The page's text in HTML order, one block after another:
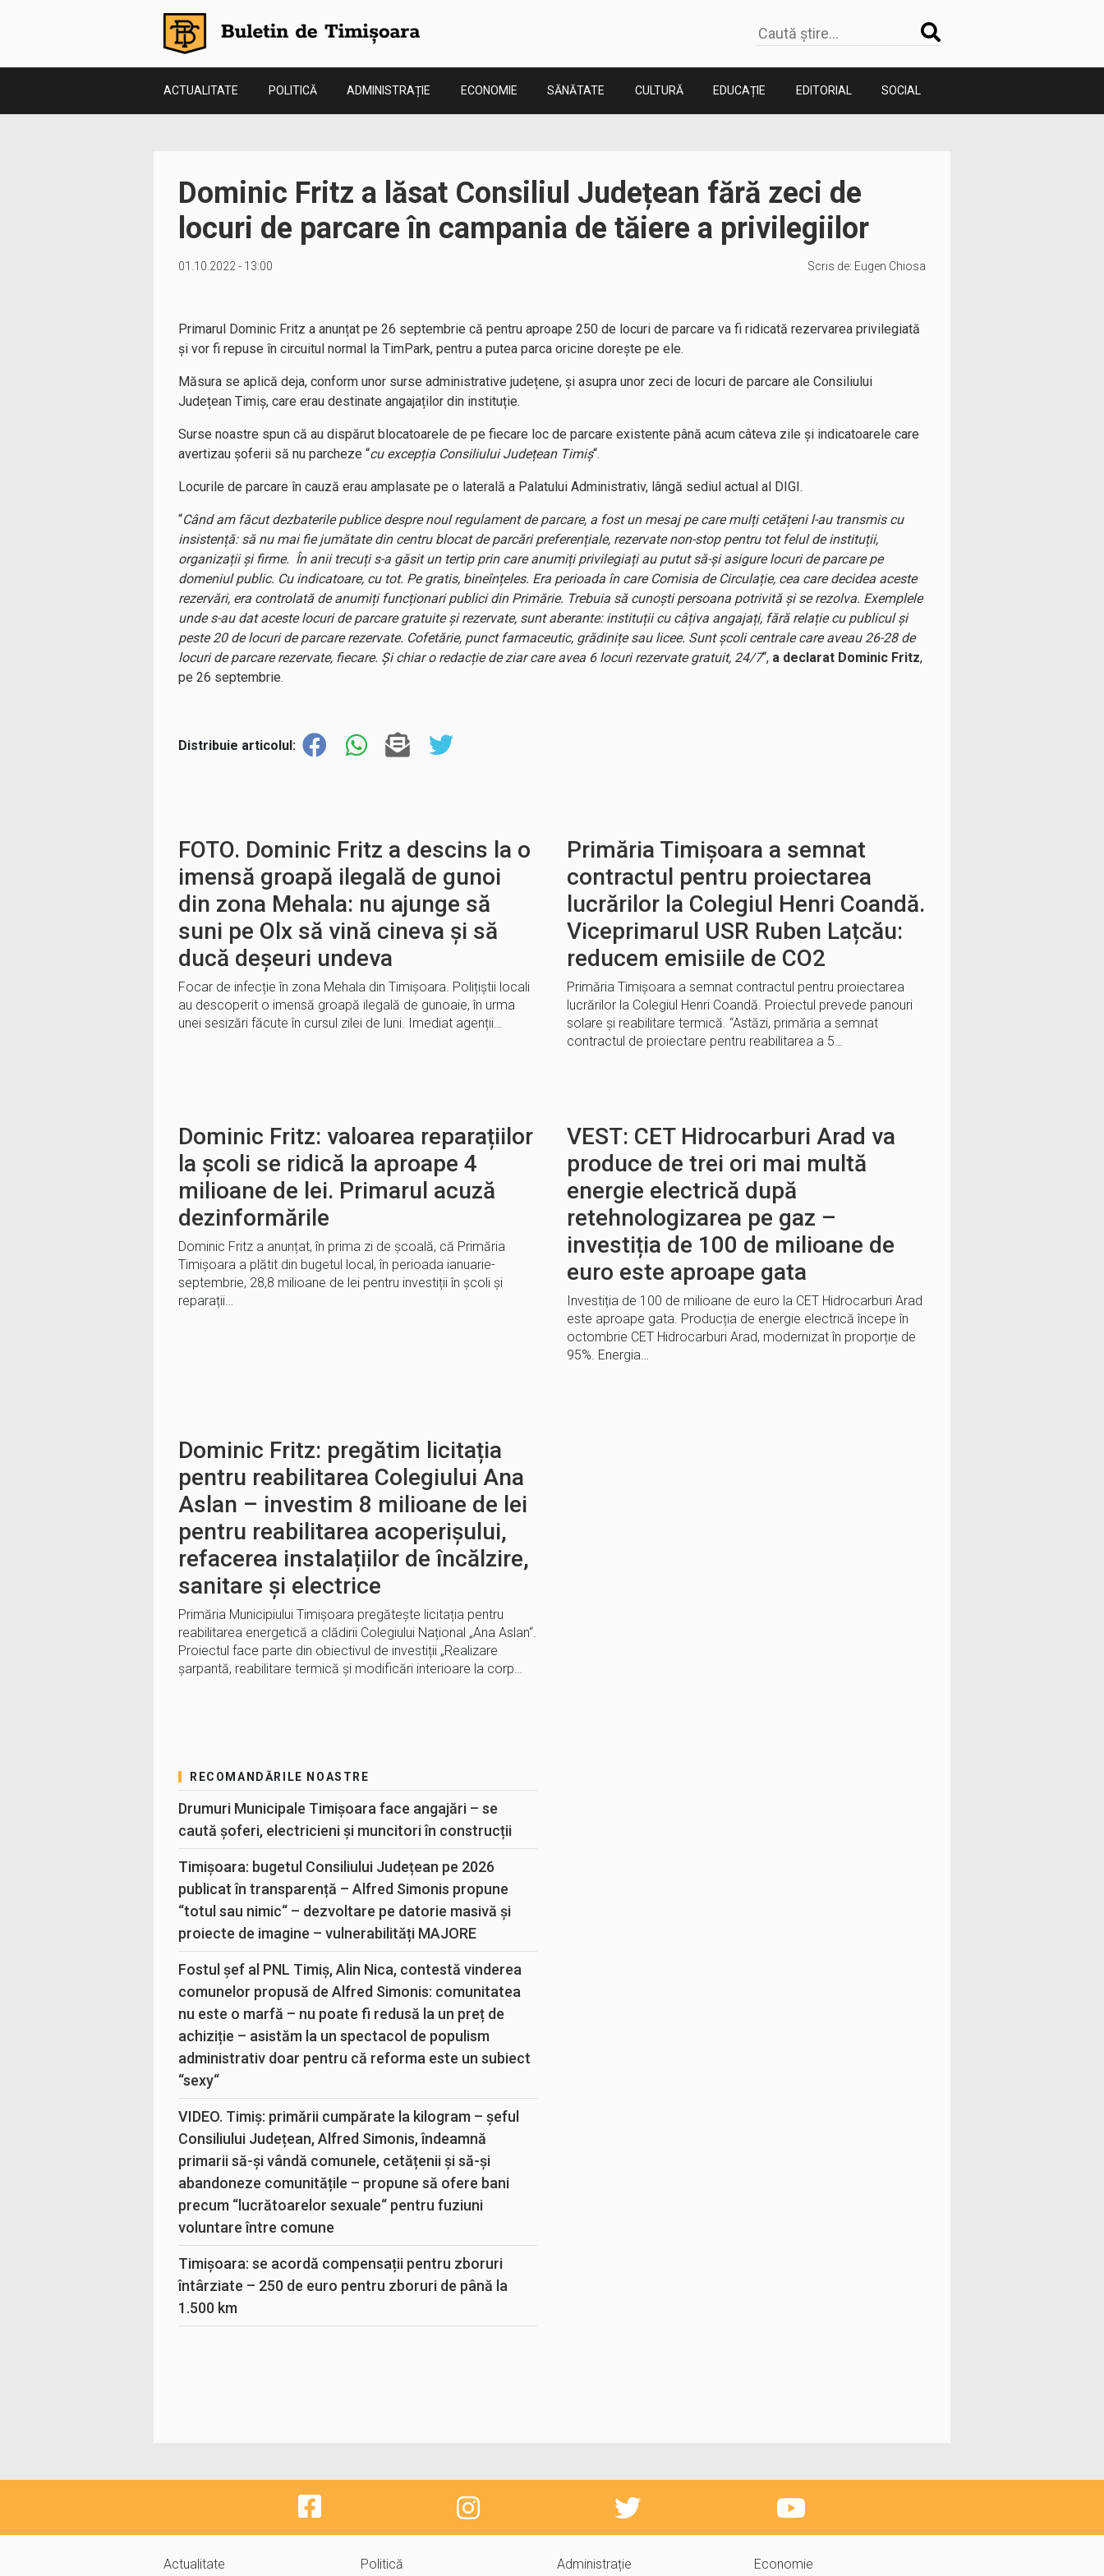
ACTUALITATE POLITICĂ ADMINISTRAȚIE ECONOMIE SĂNĂTATE CULTURĂ EDUCAȚIE EDITORIAL SOCIAL
Dominic Fritz a lăsat Consiliul Județean fără zeci de
locuri de parcare în campania de tăiere a privilegiilor
01.10.2022 - 13:00 Scris de: Eugen Chiosa
Primarul Dominic Fritz a anunțat pe 26 septembrie că pentru aproape 250 de locuri de parcare va fi ridicată rezervarea privilegiată
și vor fi repuse în circuitul normal la TimPark, pentru a putea parca oricine dorește pe ele.
Măsura se aplică deja, conform unor surse administrative județene, și asupra unor zeci de locuri de parcare ale Consiliului
Județean Timiș, care erau destinate angajaților din instituție.
Surse noastre spun că au dispărut blocatoarele de pe fiecare loc de parcare existente până acum câteva zile și indicatoarele care
avertizau șoferii să nu parcheze “cu excepția Consiliului Județean Timiș“.
Locurile de parcare în cauză erau amplasate pe o laterală a Palatului Administrativ, lângă sediul actual al DIGI.
“Când am făcut dezbaterile publice despre noul regulament de parcare, a fost un mesaj pe care mulți cetățeni l-au transmis cu
insistență: să nu mai fie jumătate din centru blocat de parcări preferențiale, rezervate non-stop pentru tot felul de instituții,
organizații și firme. În anii trecuți s-a găsit un tertip prin care anumiți privilegiați au putut să-și asigure locuri de parcare pe
domeniul public. Cu indicatoare, cu tot. Pe gratis, bineînțeles. Era perioada în care Comisia de Circulație, cea care decidea aceste
rezervări, era controlată de anumiți funcționari publici din Primărie. Trebuia să cunoști persoana potrivită și se rezolva. Exemplele
unde s-au dat aceste locuri de parcare gratuite și rezervate, sunt aberante: instituții cu câțiva angajați, fără relație cu publicul și
peste 20 de locuri de parcare rezervate. Cofetărie, punct farmaceutic, grădinițe sau licee. Sunt școli centrale care aveau 26-28 de
locuri de parcare rezervate, fiecare. Și chiar o redacție de ziar care avea 6 locuri rezervate gratuit, 24/7“, a declarat Dominic Fritz,
pe 26 septembrie.
Distribuie articolul:
FOTO. Dominic Fritz a descins la o
imensă groapă ilegală de gunoi
din zona Mehala: nu ajunge să
suni pe Olx să vină cineva și să
ducă deșeuri undeva
Focar de infecție în zona Mehala din Timișoara. Polițiștii locali
au descoperit o imensă groapă ilegală de gunoaie, în urma
unei sesizări făcute în cursul zilei de luni. Imediat agenții…
Primăria Timișoara a semnat
contractul pentru proiectarea
lucrărilor la Colegiul Henri Coandă.
Viceprimarul USR Ruben Lațcău:
reducem emisiile de CO2
Primăria Timișoara a semnat contractul pentru proiectarea
lucrărilor la Colegiul Henri Coandă. Proiectul prevede panouri
solare și reabilitare termică. “Astăzi, primăria a semnat
contractul de proiectare pentru reabilitarea a 5…
Dominic Fritz: valoarea reparațiilor
la școli se ridică la aproape 4
milioane de lei. Primarul acuză
dezinformările
Dominic Fritz a anunțat, în prima zi de școală, că Primăria
Timișoara a plătit din bugetul local, în perioada ianuarie-
septembrie, 28,8 milioane de lei pentru investiții în școli și
reparații…
VEST: CET Hidrocarburi Arad va
produce de trei ori mai multă
energie electrică după
retehnologizarea pe gaz –
investiția de 100 de milioane de
euro este aproape gata
Investiția de 100 de milioane de euro la CET Hidrocarburi Arad
este aproape gata. Producția de energie electrică începe în
octombrie CET Hidrocarburi Arad, modernizat în proporție de
95%. Energia…
Dominic Fritz: pregătim licitația
pentru reabilitarea Colegiului Ana
Aslan – investim 8 milioane de lei
pentru reabilitarea acoperișului,
refacerea instalațiilor de încălzire,
sanitare și electrice
Primăria Municipiului Timișoara pregătește licitația pentru
reabilitarea energetică a clădirii Colegiului Național „Ana Aslan“.
Proiectul face parte din obiectivul de investiții „Realizare
șarpantă, reabilitare termică și modificări interioare la corp…
RECOMANDĂRILE NOASTRE
Drumuri Municipale Timișoara face angajări – se
caută șoferi, electricieni și muncitori în construcții
Timișoara: bugetul Consiliului Județean pe 2026
publicat în transparență – Alfred Simonis propune
“totul sau nimic“ – dezvoltare pe datorie masivă și
proiecte de imagine – vulnerabilități MAJORE
Fostul șef al PNL Timiș, Alin Nica, contestă vinderea
comunelor propusă de Alfred Simonis: comunitatea
nu este o marfă – nu poate fi redusă la un preț de
achiziție – asistăm la un spectacol de populism
administrativ doar pentru că reforma este un subiect
“sexy“
VIDEO. Timiș: primării cumpărate la kilogram – șeful
Consiliului Județean, Alfred Simonis, îndeamnă
primarii să-și vândă comunele, cetățenii și să-și
abandoneze comunitățile – propune să ofere bani
precum “lucrătoarelor sexuale“ pentru fuziuni
voluntare între comune
Timișoara: se acordă compensații pentru zboruri
întârziate – 250 de euro pentru zboruri de până la
1.500 km
Actualitate Politică Administrație Economie